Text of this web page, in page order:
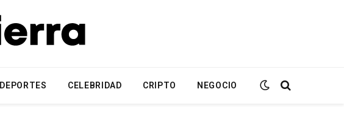
DEPORTES CELEBRIDAD CRIPTO NEGOCIO